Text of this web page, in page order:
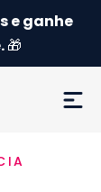
e ganhe
🎁